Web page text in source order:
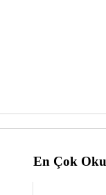
En Çok